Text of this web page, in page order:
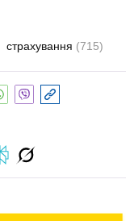
страхування (715)